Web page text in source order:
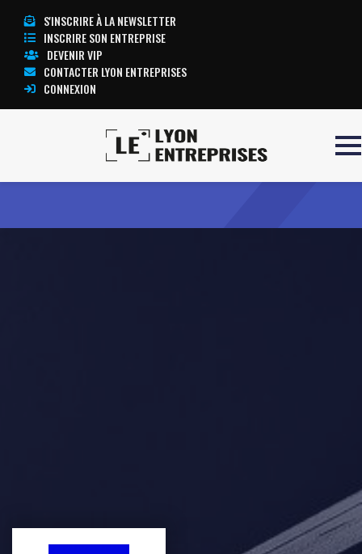
S'INSCRIRE À LA NEWSLETTER
INSCRIRE SON ENTREPRISE
DEVENIR VIP
CONTACTER LYON ENTREPRISES
CONNEXION